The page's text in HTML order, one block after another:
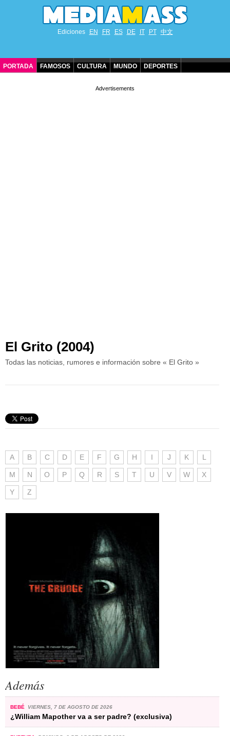
Ediciones EN FR ES DE IT PT 中文
PORTADA FAMOSOS CULTURA MUNDO DEPORTES
El Grito (2004)
Todas las noticias, rumores e información sobre « El Grito »
A B C D E F G H I J K L
M N O P Q R S T U V W X
Y Z
Además
BEBÉ VIERNES, 7 DE AGOSTO DE 2026
¿William Mapother va a ser padre? (exclusiva)